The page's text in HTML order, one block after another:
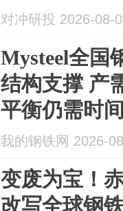
对冲研投 2026-08-
Mysteel全国
结构支撑 产
平衡仍需时
整偏弱运行
我的钢铁网 2026-
变废为宝！
改写全球钢